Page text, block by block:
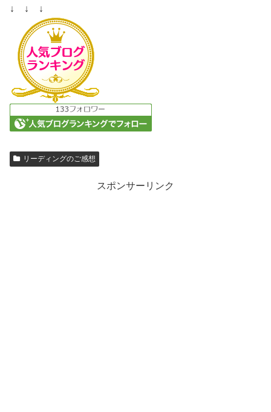
↓ ↓ ↓
リーディングのご感想
スポンサーリンク